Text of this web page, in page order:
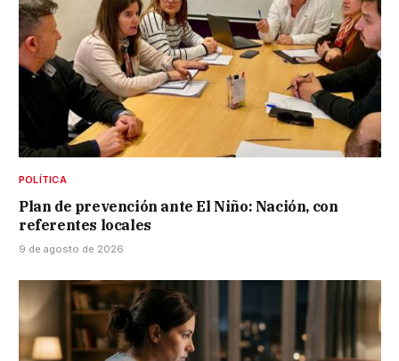
POLÍTICA
Plan de prevención ante El Niño: Nación, con
referentes locales
9 de agosto de 2026